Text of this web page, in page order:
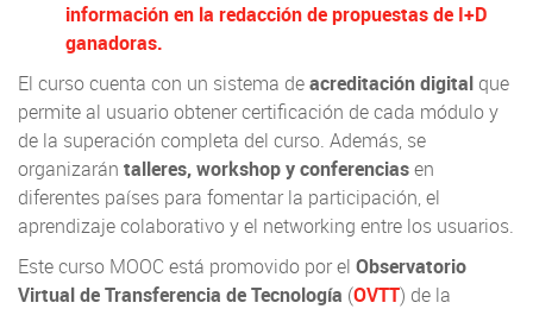
información en la redacción de propuestas de I+D
ganadoras.
El curso cuenta con un sistema deacreditación digital que
permite al usuario obtener certificación de cada módulo y
de la superación completa del curso. Además, se
organizarán talleres, workshop y conferenciasen
diferentes países para fomentar la participación, el
aprendizaje colaborativo y el networking entre los usuarios.
Este curso MOOC está promovido por el Observatorio
Virtual de Transferencia de Tecnología (OVTT) de la